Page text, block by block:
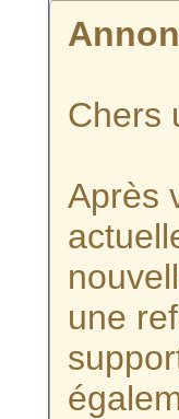
Chers
Après
une